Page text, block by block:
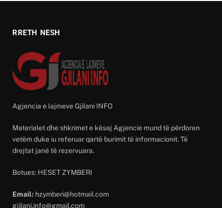
RRETH NESH
Agjencia e lajmeve Gjilani INFO
Materialet dhe shkrimet e kësaj Agjencie mund të përdoren
vetëm duke iu referuar qartë burimit të informacionit. Të
drejtat janë të rezervuara.
Botues: HESET ZYMBERI
Email: hzymberi@hotmail.com
gjilani.info@gmail.com